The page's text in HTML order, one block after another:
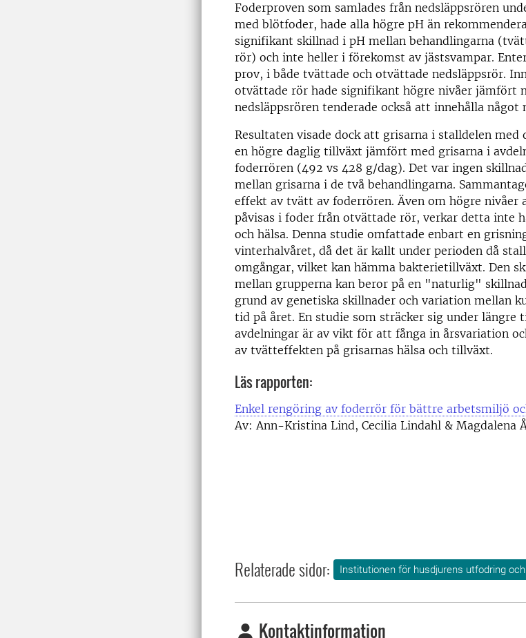
Foderproven som samlades från nedsläppsrören
med blötfoder, hade alla högre pH än
signifikant skillnad i pH mellan behandlingarna
rör) och inte heller i förekomst av jästsvampar.
prov, i både tvättade och otvättade nedsläppsrör.
otvättade rör hade signifikant högre nivåer jämfört
nedsläppsrören tenderade också att innehålla något
Resultaten visade dock att grisarna i stalldelen med
en högre daglig tillväxt jämfört med grisarna i
foderrören (492 vs 428 g/dag). Det var ingen
mellan grisarna i de två behandlingarna.
effekt av tvätt av foderrören. Även om högre nivåer
påvisas i foder från otvättade rör, verkar detta inte
och hälsa. Denna studie omfattade enbart en
vinterhalvåret, då det är kallt under perioden då
omgångar, vilket kan hämma bakterietillväxt. Den
mellan grupperna kan beror på en "naturlig"
grund av genetiska skillnader och variation mellan
tid på året. En studie som sträcker sig under längre
avdelningar är av vikt för att fånga in årsvariation
av tvätteffekten på grisarnas hälsa och tillväxt.
Läs rapporten:
Enkel rengöring av foderrör för bättre arbetsmiljö
Av: Ann-Kristina Lind, Cecilia Lindahl & Magdalena
Relaterade sidor: Institutionen för husdjurens utfodring
Kontaktinformation